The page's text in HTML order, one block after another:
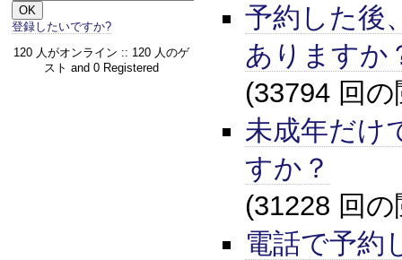
登録したいですか?
120 人がオンライン :: 120 人のゲ
スト and 0 Registered
予約した後
ありますか
(33794 回
未成年だけ
すか？
(31228 回
電話で予約